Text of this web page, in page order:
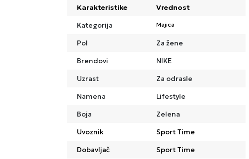
Karakteristike
Vrednost
Kategorija
Majica
Pol
Za žene
Brendovi
NIKE
Uzrast
Za odrasle
Namena
Lifestyle
Boja
Zelena
Uvoznik
Sport Time
Dobavljač
Sport Time